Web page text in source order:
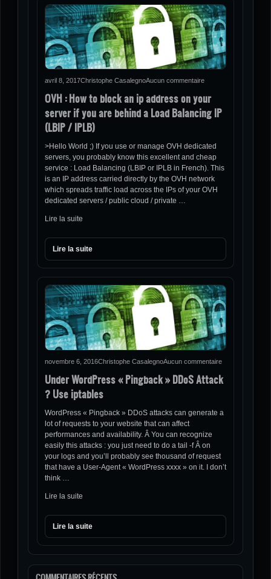
avril 8, 2017Christophe CasalegnoAucun commentaire
OVH : How to block an ip address on your
server if you are behind a Load Balancing IP
(LBIP / IPLB)
>Hello World ;) If you use or manage OVH dedicated
servers, you probably know this excellent and cheap
service : Load Balancing (LBIP or IPLB in French). This
is an IP address carried directly by the OVH network
which spreads traffic load across the IPs of your OVH
dedicated servers / public cloud / private …
Lire la suite
Lire la suite
novembre 6, 2016Christophe CasalegnoAucun commentaire
Under WordPress « Pingback » DDoS Attack
? Use iptables
WordPress « Pingback » DDoS attacks can generate a
lot of requests to your website that can affect
performances and availability. Â You can recognize
easily this attacks : you just need to do a tail -f Â on
your logs and you’ll probably see thousand of request
that have a User-Agent « WordPress xxxx » on it. I don’t
think …
Lire la suite
Lire la suite